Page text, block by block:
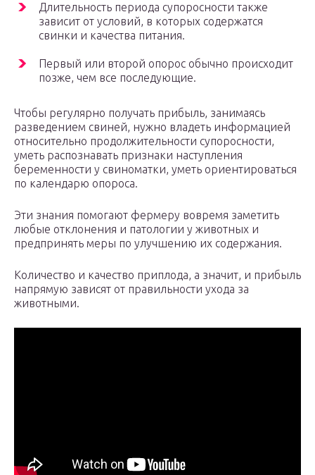
Длительность периода супоросности также
зависит от условий, в которых содержатся
свинки и качества питания.
Первый или второй опорос обычно происходит
позже, чем все последующие.
Чтобы регулярно получать прибыль, занимаясь
разведением свиней, нужно владеть информацией
относительно продолжительности супоросности,
уметь распознавать признаки наступления
беременности у свиноматки, уметь ориентироваться
по календарю опороса.
Эти знания помогают фермеру вовремя заметить
любые отклонения и патологии у животных и
предпринять меры по улучшению их содержания.
Количество и качество приплода, а значит, и прибыль
напрямую зависят от правильности ухода за
животными.